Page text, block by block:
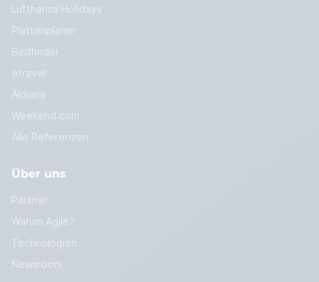
Lufthansa Holidays
Plattenplaner
Bedfinder
etravel
Aldiana
Weekend.com
Alle Referenzen
Über uns
Partner
Warum Agile?
Technologien
Newsroom